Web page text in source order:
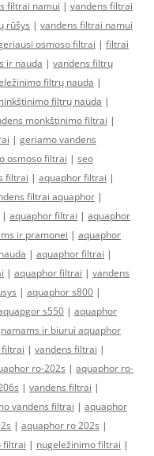
filtrai namui | vandens filtrai
rūšys | vandens filtrai namui
osmoso filtrai | filtrai
ir nauda | vandens filtrų
filtrų nauda |
filtrų nauda |
monkštinimo filtrai |
| geriamo vandens
osmoso filtrai | seo
filtrai | aquaphor filtrai |
filtrai aquaphor |
| aquaphor filtrai | aquaphor
ir pramonei | aquaphor
| aquaphor filtrai |
| aquaphor filtrai | vandens
| aquaphor s800 |
s550 | aquaphor
namams ir biurui aquaphor
| vandens filtrai |
ro-202s | aquaphor ro-
| vandens filtrai |
vandens filtrai | aquaphor
| aquaphor ro 202s |
filtrai | nugeležinimo filtrai |